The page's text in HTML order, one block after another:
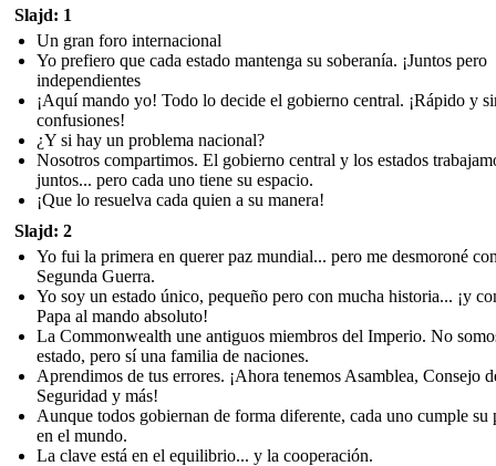
Slajd: 1
Un gran foro internacional
Yo prefiero que cada estado mantenga su soberanía. ¡Juntos pero
independientes
¡Aquí mando yo! Todo lo decide el gobierno central. ¡Rápido y
confusiones!
¿Y si hay un problema nacional?
Nosotros compartimos. El gobierno central y los estados
juntos... pero cada uno tiene su espacio.
¡Que lo resuelva cada quien a su manera!
Slajd: 2
Yo fui la primera en querer paz mundial... pero me desmoroné
Segunda Guerra.
Yo soy un estado único, pequeño pero con mucha historia... ¡y
Papa al mando absoluto!
La Commonwealth une antiguos miembros del Imperio. No
estado, pero sí una familia de naciones.
Aprendimos de tus errores. ¡Ahora tenemos Asamblea, Consejo
Seguridad y más!
Aunque todos gobiernan de forma diferente, cada uno cumple su
en el mundo.
La clave está en el equilibrio... y la cooperación.